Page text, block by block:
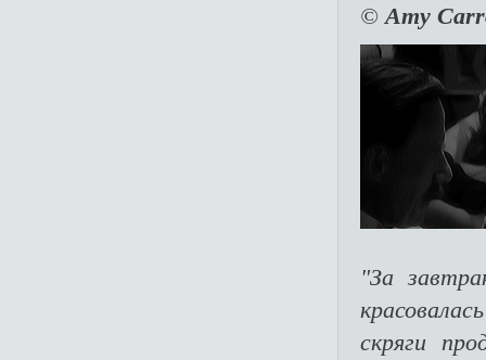
© Amy
"За
скряги